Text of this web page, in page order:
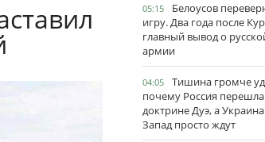
05:15
Белоусов
игру. Два года после
главный вывод о
армии
04:05
Тишина громче
почему Россия
доктрине Дуэ, а
Запад просто ждут